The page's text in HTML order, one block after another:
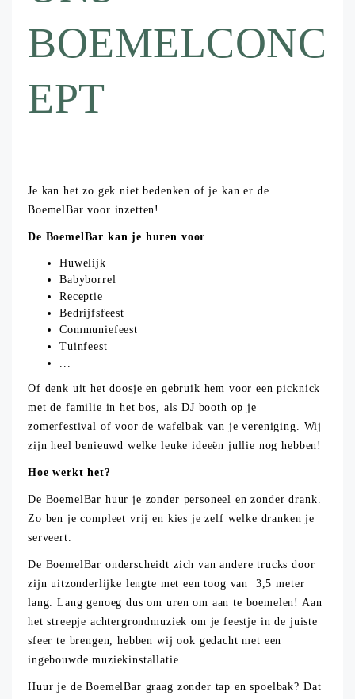
BOEMELCONC
EPT
Je kan het zo gek niet bedenken of je kan er de
BoemelBar voor inzetten!
De BoemelBar kan je huren voor
Huwelijk
Babyborrel
Receptie
Bedrijfsfeest
Communiefeest
Tuinfeest
...
Of denk uit het doosje en gebruik hem voor een picknick
met de familie in het bos, als DJ booth op je
zomerfestival of voor de wafelbak van je vereniging. Wij
zijn heel benieuwd welke leuke ideeën jullie nog hebben!
Hoe werkt het?
De BoemelBar huur je zonder personeel en zonder drank.
Zo ben je compleet vrij en kies je zelf welke dranken je
serveert.
De BoemelBar onderscheidt zich van andere trucks door
zijn uitzonderlijke lengte met een toog van 3,5 meter
lang. Lang genoeg dus om uren om aan te boemelen! Aan
het streepje achtergrondmuziek om je feestje in de juiste
sfeer te brengen, hebben wij ook gedacht met een
ingebouwde muziekinstallatie.
Huur je de BoemelBar graag zonder tap en spoelbak? Dat